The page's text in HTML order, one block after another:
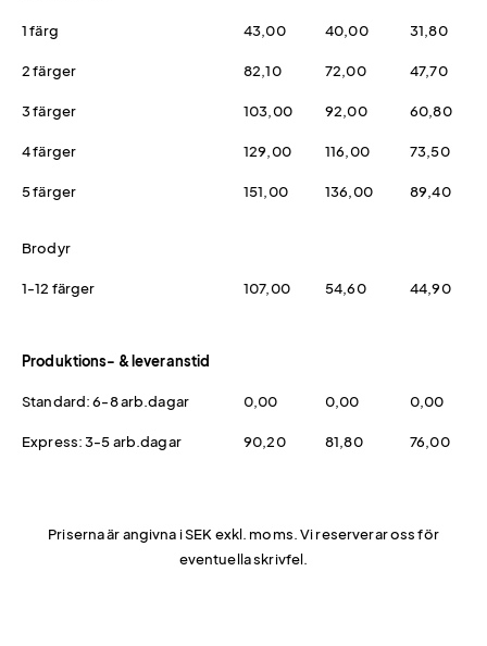
1 färg 43,00 40,00 31,80
2 färger 82,10 72,00 47,70
3 färger 103,00 92,00 60,80
4 färger 129,00 116,00 73,50
5 färger 151,00 136,00 89,40
Brodyr
1-12 färger 107,00 54,60 44,90
Produktions- & leveranstid
Standard: 6-8 arb.dagar 0,00 0,00 0,00
Express: 3-5 arb.dagar 90,20 81,80 76,00
Priserna är angivna i SEK exkl. moms. Vi reserverar oss för
eventuella skrivfel.